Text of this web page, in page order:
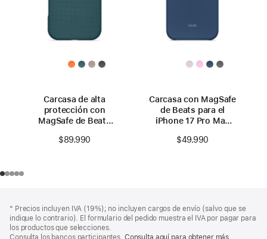
Carcasa de alta
protección con
MagSafe de Beats
Pro Max con Control
$89.990
Carcasa con MagSafe
de Beats para el
iPhone 17 Pro Max
Cámara – Azul
$49.990
a
pie
a
pie
de
Nota
a
pie
de
* Precios incluyen IVA (19%); no incluyen cargos de envío (salvo que se
indique lo contrario). El formulario del pedido muestra el IVA por pagar para
los productos que selecciones.
Consulta los bancos participantes. Consulta aquí para obtener más